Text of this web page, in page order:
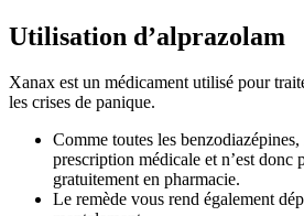
Utilisation d’alprazolam
Xanax est un médicament utilisé pour
les crises de panique.
Comme toutes les
prescription médicale et n’est donc
gratuitement en pharmacie.
Le remède vous rend également